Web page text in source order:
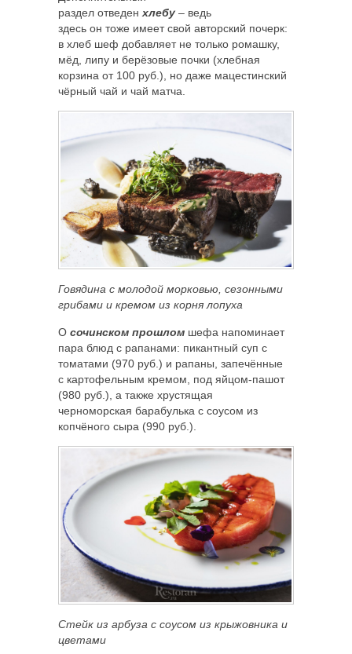
раздел отведенхлебу – ведь
здесь он тоже имеет свой авторский почерк:
в хлеб шеф добавляет не только ромашку,
мёд, липу и берёзовые почки (хлебная
корзина от 100 руб.), но даже мацестинский
чёрный чай и чай матча.
Говядина с молодой морковью, сезонными
грибами и кремом из корня лопуха
О сочинском прошлом шефа напоминает
пара блюд с рапанами: пикантный суп с
томатами (970 руб.) и рапаны, запечённые
с картофельным кремом, под яйцом-пашот
(980 руб.), а также хрустящая
черноморская барабулька с соусом из
копчёного сыра (990 руб.).
Стейк из арбуза с соусом из крыжовника и
цветами